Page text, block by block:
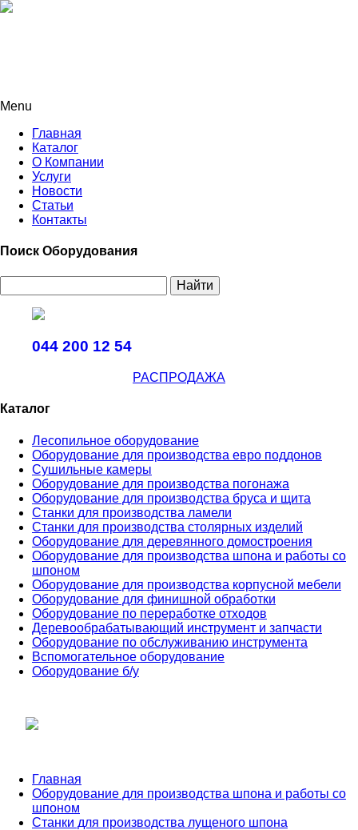
Menu
Главная
Каталог
О Компании
Услуги
Новости
Статьи
Контакты
Поиск Оборудования
Найти
044 200 12 54
РАСПРОДАЖА
Каталог
Лесопильное оборудование
Оборудование для производства евро поддонов
Сушильные камеры
Оборудование для производства погонажа
Оборудование для производства бруса и щита
Станки для производства ламели
Станки для производства столярных изделий
Оборудование для деревянного домостроения
Оборудование для производства шпона и работы со
шпоном
Оборудование для производства корпусной мебели
Оборудование для финишной обработки
Оборудование по переработке отходов
Деревообрабатывающий инструмент и запчасти
Оборудование по обслуживанию инструмента
Вспомогательное оборудование
Оборудование б/у
Главная
Оборудование для производства шпона и работы со
шпоном
Станки для производства лущеного шпона